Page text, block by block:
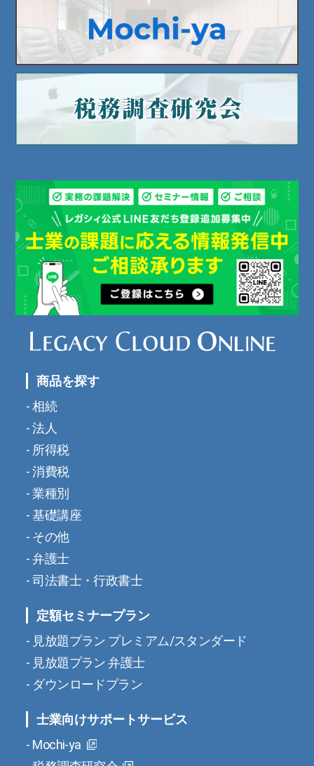
商品を探す
相続
法人
所得税
消費税
業種別
基礎講座
その他
弁護士
司法書士・行政書士
定額セミナープラン
見放題プラン プレミアム/スタンダード
見放題プラン 弁護士
ダウンロードプラン
士業向けサポートサービス
Mochi-ya